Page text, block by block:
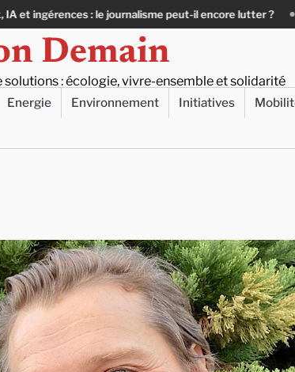
peut-il encore lutter ? Précarité, canicule, solitude :
Demain
solutions : écologie, vivre-ensemble et solidarité
Energie Environnement Initiatives